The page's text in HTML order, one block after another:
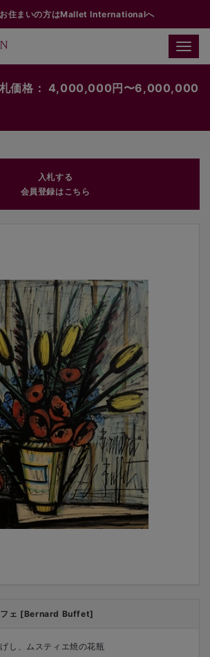
お住まいの方はMallet Internationalへ
Toggle
札価格： 4,000,000円〜6,000,000
入札する
会員登録はこちら
フェ [Bernard Buffet]
し、ムスティエ焼の花瓶